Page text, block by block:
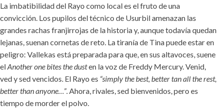
La imbatibilidad del Rayo como local es el fruto de una
convicción. Los pupilos del técnico de Usurbil amenazan las
grandes rachas franjirrojas de la historia y, aunque todavía quedan
lejanas, suenan cornetas de reto. La tiranía de Tina puede estar en
peligro: Vallekas está preparada para que, en sus altavoces, suene
elAnother one bites the dusten la voz de Freddy Mercury. Venid,
ved y sed vencidos. El Rayo es “simply the best, better tan all the rest,
better than anyone…”. Ahora, rivales, sed bienvenidos, pero es
tiempo de morder el polvo.